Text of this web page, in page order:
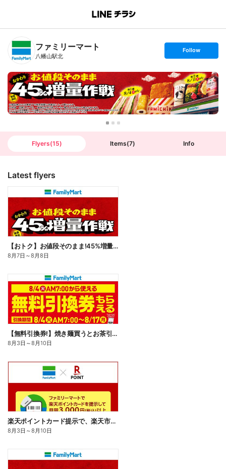
B
n
T
ファミリーマート
八幡山駅北
s
t
o
l
l
o
w
Follow
Flyers(15) Items(7) Info
Latest flyers
【おトク】お値段そのまま!45%増量作戦!
8月7日 ～8月8日
【無料引換券!】焼き麺買うとお茶引換券貰える!
8月3日 ～8月10日
楽天ポイントカード提示で、楽天市場でのお買い物がおトクに!
8月3日 ～8月10日